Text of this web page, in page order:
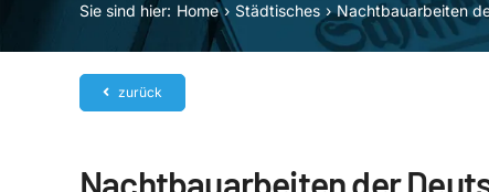
Sie sind hier: Home Städtisches Nachtbauarbeiten
zurück
Nachtbauarbeiten der